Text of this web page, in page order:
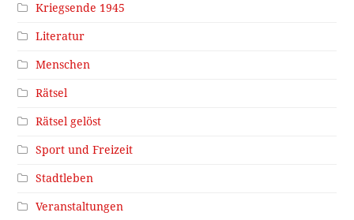
Kriegsende 1945
Literatur
Menschen
Rätsel
Rätsel gelöst
Sport und Freizeit
Stadtleben
Veranstaltungen